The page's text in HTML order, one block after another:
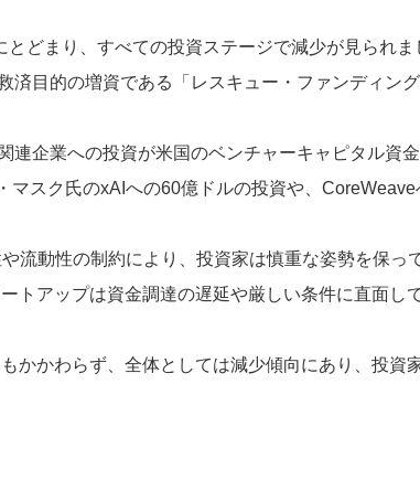
どまり、すべての投資ステージで減少が見られま
済目的の増資である「レスキュー・ファンディン
連企業への投資が米国のベンチャーキャピタル資
スク氏のxAIへの60億ドルの投資や、CoreWeave
流動性の制約により、投資家は慎重な姿勢を保っ
トアップは資金調達の遅延や厳しい条件に直面し
かかわらず、全体としては減少傾向にあり、投資